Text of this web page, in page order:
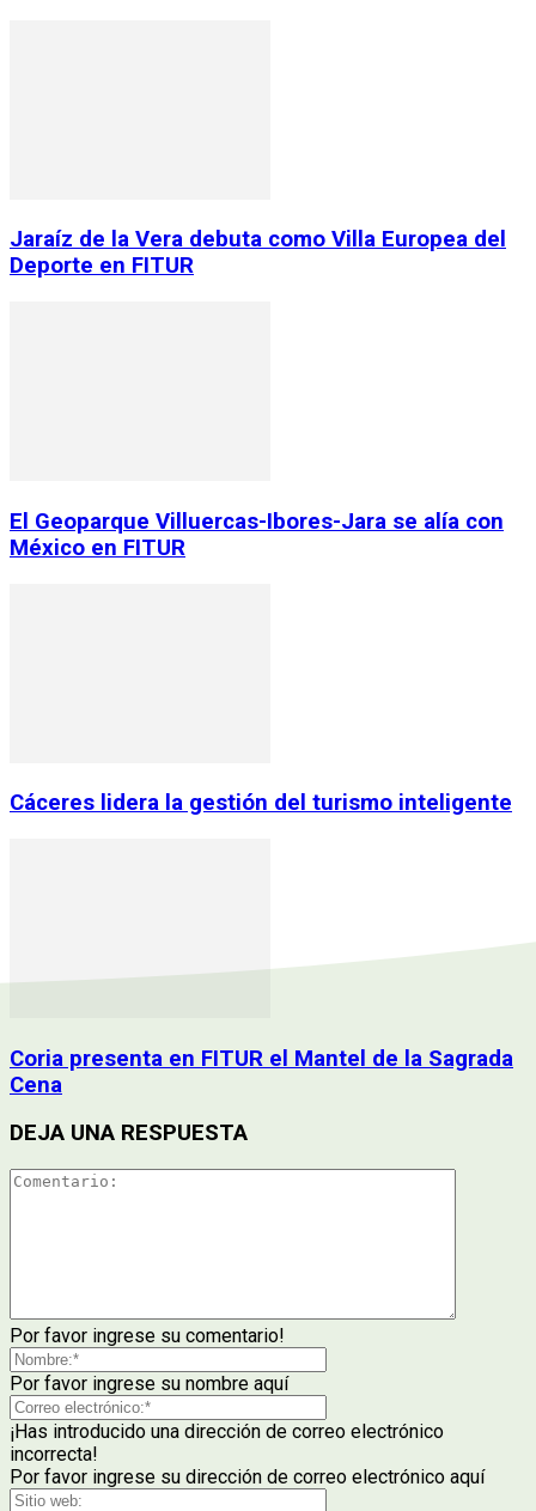
Jaraíz de la Vera debuta como Villa Europea del
Deporte en FITUR
El Geoparque Villuercas-Ibores-Jara se alía con
México en FITUR
Cáceres lidera la gestión del turismo inteligente
Coria presenta en FITUR el Mantel de la Sagrada
Cena
DEJA UNA RESPUESTA
Por favor ingrese su comentario!
Por favor ingrese su nombre aquí
¡Has introducido una dirección de correo electrónico
incorrecta!
Por favor ingrese su dirección de correo electrónico aquí